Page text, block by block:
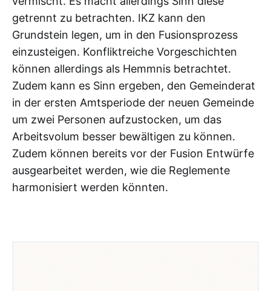
getrennt zu betrachten. IKZ kann den
Grundstein legen, um in den Fusionsprozess
einzusteigen. Konfliktreiche Vorgeschichten
können allerdings als Hemmnis betrachtet.
Zudem kann es Sinn ergeben, den Gemeinderat
in der ersten Amtsperiode der neuen Gemeinde
um zwei Personen aufzustocken, um das
Arbeitsvolum besser bewältigen zu können.
Zudem können bereits vor der Fusion Entwürfe
ausgearbeitet werden, wie die Reglemente
harmonisiert werden könnten.